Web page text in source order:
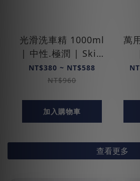
光滑洗車精 1000ml
| 中性.極潤 | Skin
pH Neutral
NT$380 ~ NT$588
NT$960
加入購物車
萬
查看更多